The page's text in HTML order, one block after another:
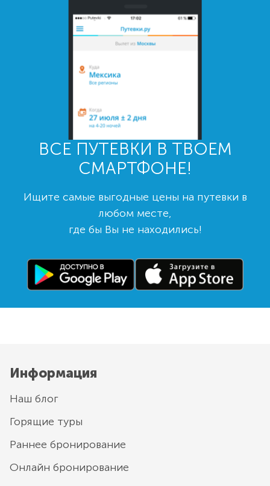
ВСЕ ПУТЕВКИ В ТВОЕМ
СМАРТФОНЕ!
Ищите самые выгодные цены на путевки в
любом месте,
где бы Вы не находились!
Информация
Наш блог
Горящие туры
Раннее бронирование
Онлайн бронирование